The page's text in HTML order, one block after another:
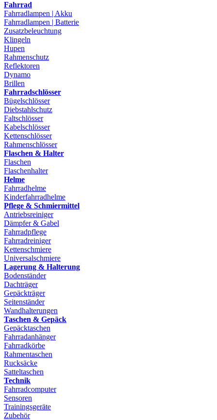
Fahrrad
Fahrradlampen | Akku
Fahrradlampen | Batterie
Zusatzbeleuchtung
Klingeln
Hupen
Rahmenschutz
Reflektoren
Dynamo
Brillen
Fahrradschlösser
Bügelschlösser
Diebstahlschutz
Faltschlösser
Kabelschlösser
Kettenschlösser
Rahmenschlösser
Flaschen & Halter
Flaschen
Flaschenhalter
Helme
Fahrradhelme
Kinderfahrradhelme
Pflege & Schmiermittel
Antriebsreiniger
Dämpfer & Gabel
Fahrradpflege
Fahrradreiniger
Kettenschmiere
Universalschmiere
Lagerung & Halterung
Bodenständer
Dachträger
Gepäckträger
Seitenständer
Wandhalterungen
Taschen & Gepäck
Gepäcktaschen
Fahrradanhänger
Fahrradkörbe
Rahmentaschen
Rucksäcke
Satteltaschen
Technik
Fahrradcomputer
Sensoren
Trainingsgeräte
Zubehör